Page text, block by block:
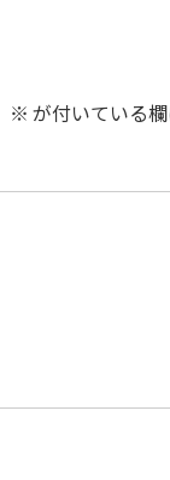
※ が付いている